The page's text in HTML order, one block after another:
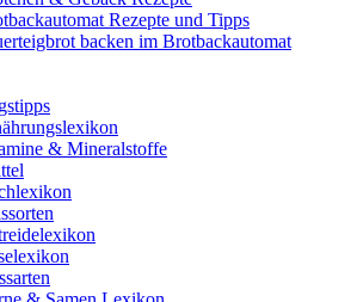
Rezepte und Tipps
backen im Brotbackautomat
& Mineralstoffe